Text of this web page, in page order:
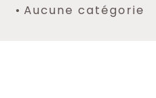
Aucune catégorie